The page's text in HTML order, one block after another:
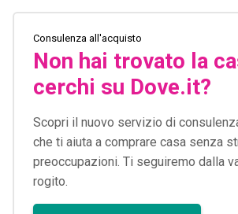
Consulenza all'acquisto
Non hai trovato la
cerchi su Dove.it?
Scopri il nuovo servizio di
che ti aiuta a comprare casa senza
preoccupazioni. Ti seguiremo dalla
rogito.